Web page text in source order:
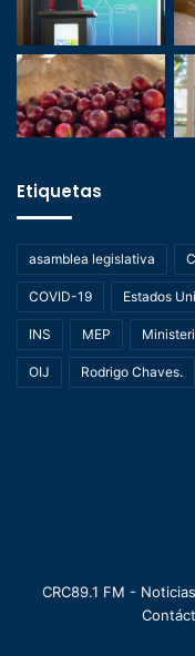
Etiquetas
asamblea legislativa
COVID-19 Estados
INS MEP
OIJ Rodrigo Chaves.
CRC89.1 FM -